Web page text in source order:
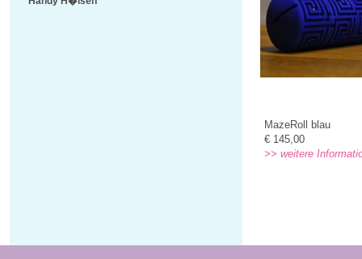
MazeRoll blau
€ 145,00
>> weitere